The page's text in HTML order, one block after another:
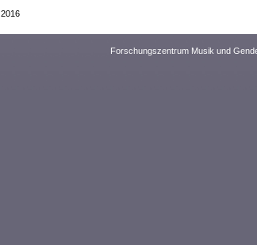
Forschungszentrum Musik und